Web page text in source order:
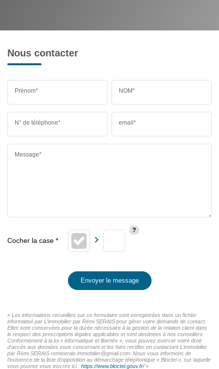
Nous contacter
Prénom* NOM*
N° de téléphone* email*
Message*
Envoyer le message
« Les informations recueillies sur ce formulaire sont enregistrées dans un fichier
informatisé par L'immobilier par Rémi SERAIS pour gérer votre demande de contact.
Elles sont conservées pour la durée nécessaire à la gestion de la relation client dans
le respect des prescriptions légales applicables et sont destinées à nos conseillers
Conformément à la loi « informatique et libertés », vous pouvez exercer votre droit
d'accès aux données vous concernant et les faire rectifier en contactant L'immobilier
par Rémi SERAIS remiserais.immobilier@gmail.com. Nous vous informons de
l'existence de la liste d'opposition au démarchage téléphonique « Bloctel », sur laquelle
vous pouvez vous inscrire ici : https://www.bloctel.gouv.fr/»